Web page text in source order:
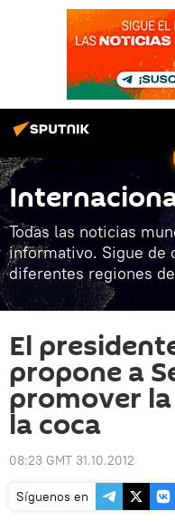
Todas las noticias
informativo. Sigue de
diferentes regiones
El
propone a
promover
la coca
08:23 GMT 31.10.2012
Síguenos en